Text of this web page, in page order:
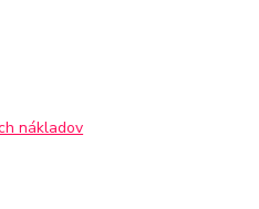
nákladov